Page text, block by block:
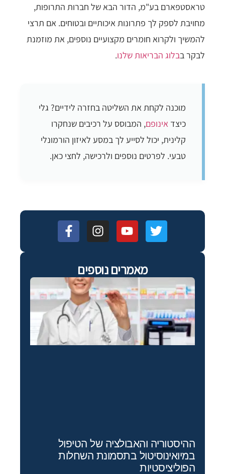
מאמרים נוספים
ההיסטוריה והאבולציה של הטיפול
במיואינוסיטול בתסמונת השחלות
הפוליציסטיות
טראסטפארם בע"מ, הדור הבא של חברות התרופות,
מחויבת לספק לך פתרונות איכותיים ובטוחים. אם תרצי
להמשיך ולקרוא חומרים מקצועיים נוספים, את מוזמנת
לבקר בבלוג הבריאות שלנו.
מוכנה לקחת את השליטה בחזרה לידיים? גלי
כיצד אינופם, המבוסס על רכיבים שנחקרו
קלינית, יכול לסייע לך במסע לאיזון הורמונלי
טבעי. לפרטים נוספים ולרכישה, לחצי כאן.